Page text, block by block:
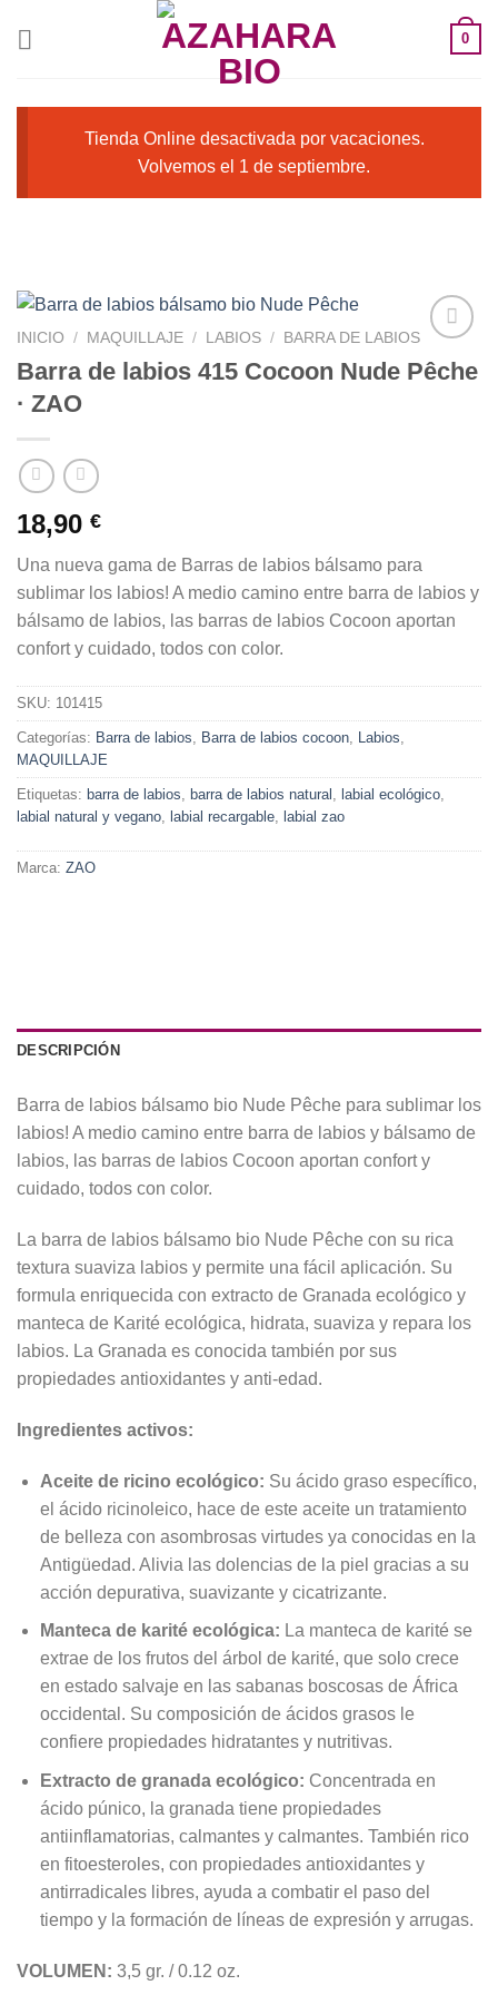
0
Tienda Online desactivada por vacaciones.
Volvemos el 1 de septiembre.
INICIO / MAQUILLAJE / LABIOS / BARRA DE LABIOS
Barra de labios 415 Cocoon Nude Pêche
· ZAO
18,90 €
Una nueva gama de Barras de labios bálsamo para
sublimar los labios! A medio camino entre barra de labios y
bálsamo de labios, las barras de labios Cocoon aportan
confort y cuidado, todos con color.
SKU: 101415
Categorías: Barra de labios, Barra de labios cocoon, Labios,
MAQUILLAJE
Etiquetas: barra de labios, barra de labios natural , labial ecológico,
labial natural y vegano, labial recargable, labial zao
Marca: ZAO
DESCRIPCIÓN
Barra de labios bálsamo bio Nude Pêche para sublimar los
labios! A medio camino entre barra de labios y bálsamo de
labios, las barras de labios Cocoon aportan confort y
cuidado, todos con color.
La barra de labios bálsamo bio Nude Pêche con su rica
textura suaviza labios y permite una fácil aplicación. Su
formula enriquecida con extracto de Granada ecológico y
manteca de Karité ecológica, hidrata, suaviza y repara los
labios. La Granada es conocida también por sus
propiedades antioxidantes y anti-edad.
Ingredientes activos:
Aceite de ricino ecológico: Su ácido graso específico,
el ácido ricinoleico, hace de este aceite un tratamiento
de belleza con asombrosas virtudes ya conocidas en la
Antigüedad. Alivia las dolencias de la piel gracias a su
acción depurativa, suavizante y cicatrizante.
Manteca de karité ecológica: La manteca de karité se
extrae de los frutos del árbol de karité, que solo crece
en estado salvaje en las sabanas boscosas de África
occidental. Su composición de ácidos grasos le
confiere propiedades hidratantes y nutritivas.
Extracto de granada ecológico: Concentrada en
ácido púnico, la granada tiene propiedades
antiinflamatorias, calmantes y calmantes. También rico
en fitoesteroles, con propiedades antioxidantes y
antirradicales libres, ayuda a combatir el paso del
tiempo y la formación de líneas de expresión y arrugas.
VOLUMEN: 3,5 gr. / 0.12 oz.